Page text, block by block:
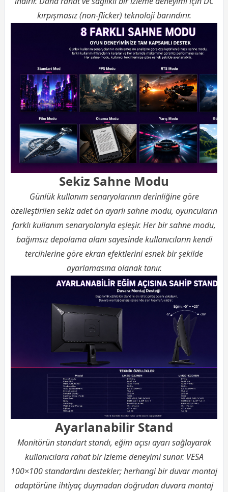
kırpışmasız (non-flicker) teknoloji barındırır.
Sekiz Sahne Modu
Günlük kullanım senaryolarının derinliğine göre
özelleştirilen sekiz adet ön ayarlı sahne modu, oyuncuların
farklı kullanım senaryolarıyla eşleşir. Her bir sahne modu,
bağımsız depolama alanı sayesinde kullanıcıların kendi
tercihlerine göre ekran efektlerini esnek bir şekilde
ayarlamasına olanak tanır.
Ayarlanabilir Stand
Monitörün standart standı, eğim açısı ayarı sağlayarak
kullanıcılara rahat bir izleme deneyimi sunar. VESA
100×100 standardını destekler; herhangi bir duvar montaj
adaptörüne ihtiyaç duymadan doğrudan duvara montaj